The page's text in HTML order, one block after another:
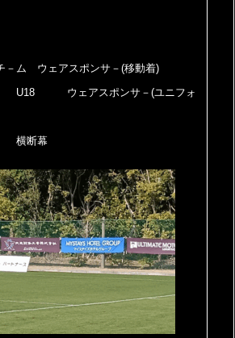
－ム ウェアスポンサ－(移動着)
スポンサ－(ユニフォ
幕